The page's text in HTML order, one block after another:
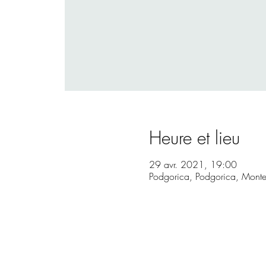
Heure et lieu
29 avr. 2021, 19:00
Podgorica, Podgorica,